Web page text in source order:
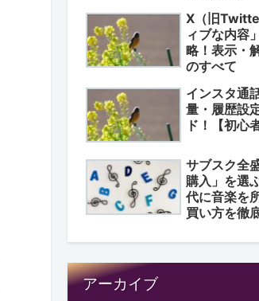
X（旧
ィブな内容
略！表示・
のすべて
インスタ通
量・履歴設
ド！【初心
サブスク全
購入」を選
代に音楽を
買い方を徹
アーカイブ